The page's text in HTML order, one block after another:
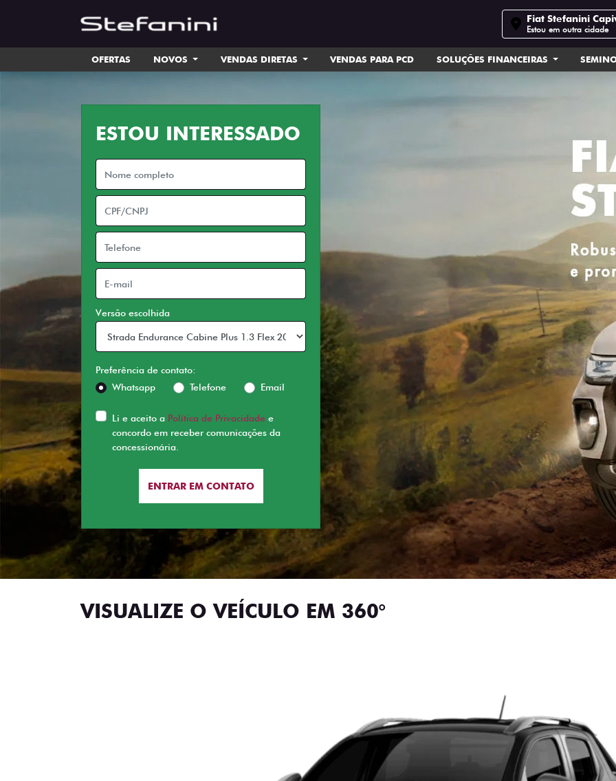
Fiat Stefanini
Estou em outra cidade
OFERTAS NOVOS VENDAS DIRETAS VENDAS PARA PCD SOLUÇÕES FINANCEIRAS
ESTOU INTERESSADO
Versão escolhida
Preferência de contato:
Whatsapp
Telefone Email
Li e aceito a Política de Privacidade e
concordo em receber comunicações da
concessionária.
ENTRAR EM CONTATO
VISUALIZE O VEÍCULO EM 360°